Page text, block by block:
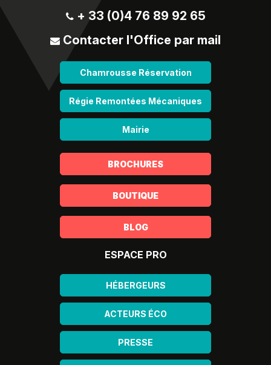
+ 33 (0)4 76 89 92 65
Contacter l'Office par mail
Chamrousse Réservation
Régie Remontées Mécaniques
Mairie
BROCHURES
BOUTIQUE
BLOG
ESPACE PRO
HÉBERGEURS
ACTEURS ÉCO
PRESSE